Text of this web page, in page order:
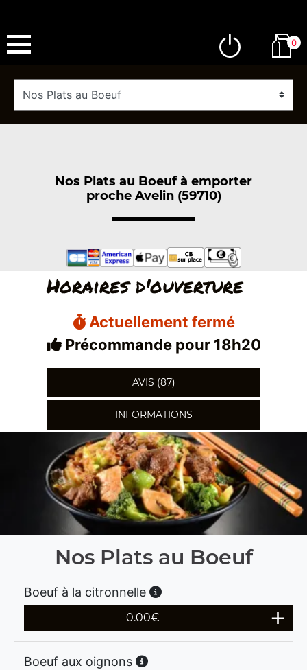
0
Nos Plats au Boeuf à emporter
proche Avelin (59710)
Horaires d'ouverture
Actuellement fermé
Précommande pour 18h20
AVIS (87)
INFORMATIONS
Nos Plats au Boeuf
Boeuf à la citronnelle
0.00€
Boeuf aux oignons